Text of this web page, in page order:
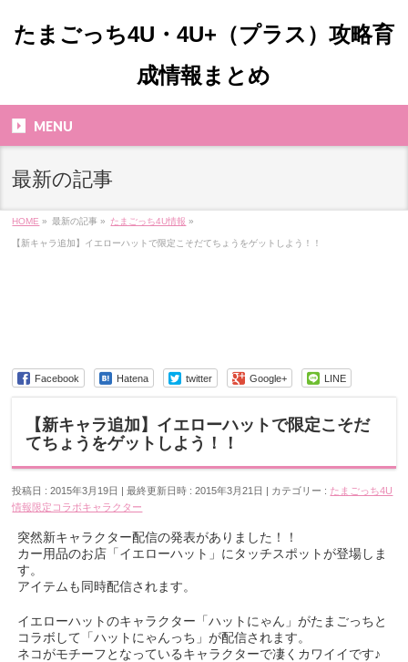
たまごっち4U・4U+（プラス）攻略育
成情報まとめ
MENU
最新の記事
HOME » 最新の記事 » たまごっち4U情報 »
【新キャラ追加】イエローハットで限定こそだてちょうをゲットしよう！！
Facebook Hatena twitter Google+ LINE
【新キャラ追加】イエローハットで限定こそだ
てちょうをゲットしよう！！
投稿日 : 2015年3月19日 最終更新日時 : 2015年3月21日 カテゴリー : たまごっち4U
情報 限定コラボキャラクター
突然新キャラクター配信の発表がありました！！
カー用品のお店「イエローハット」にタッチスポットが登場しま
す。
アイテムも同時配信されます。
イエローハットのキャラクター「ハットにゃん」がたまごっちと
コラボして「ハットにゃんっち」が配信されます。
ネコがモチーフとなっているキャラクターで凄くカワイイです♪